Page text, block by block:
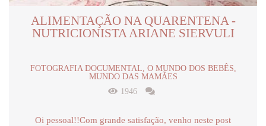
ALIMENTAÇÃO NA QUARENTENA -
NUTRICIONISTA ARIANE SIERVULI
FOTOGRAFIA DOCUMENTAL, O MUNDO DOS BEBÊS,
MUNDO DAS MAMÃES
1946
Oi pessoal!!Com grande satisfação, venho neste post